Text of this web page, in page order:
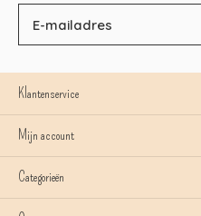
Klantenservice
Mijn account
Categorieën